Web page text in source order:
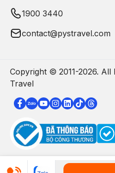
1900 3440
contact@pystravel.com
Copyright © 2011-2026. All
Travel